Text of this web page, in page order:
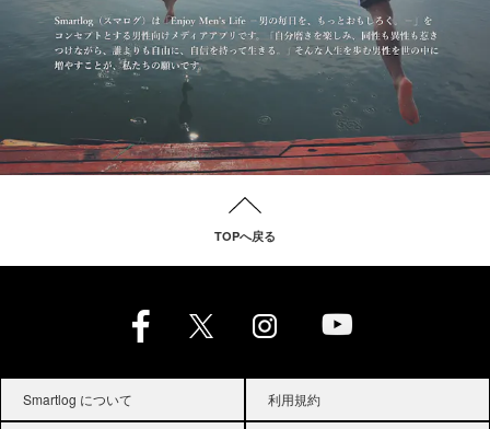
TOPへ戻る
Smartlog について 利用規約